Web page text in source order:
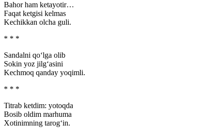
Bahor ham ketayotir…
Faqat ketgisi kelmas
Kechikkan olcha guli.
* * *
Sandalni qo‘lga olib
Sokin yoz jilg‘asini
Kechmoq qanday yoqimli.
* * *
Titrab ketdim: yotoqda
Bosib oldim marhuma
Xotinimning tarog‘in.